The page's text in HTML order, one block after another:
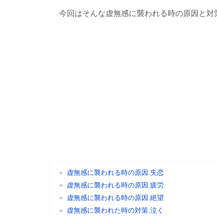
今回はそんな虚無感に襲われる時の原因と対
虚無感に襲われる時の原因.失恋
虚無感に襲われる時の原因.疲労
虚無感に襲われる時の原因.絶望
虚無感に襲われた時の対策.泣く